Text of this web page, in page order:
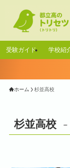
受験ガイド 学校紹
ホーム 杉並高校
杉並高校 –